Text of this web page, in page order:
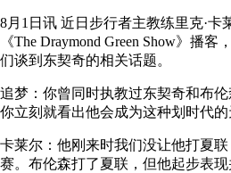
8月1日讯 近日步行者主教练里克·卡
《The Draymond Green Show》播
们谈到东契奇的相关话题。
追梦：你曾同时执教过东契奇和布
你立刻就看出他会成为这种划时代的
卡莱尔：他刚来时我们没让他打夏
赛。布伦森打了夏联，但他起步表